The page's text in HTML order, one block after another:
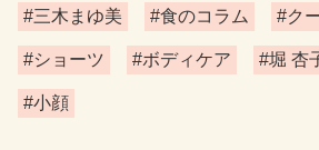
#三木まゆ美 #食のコラム #ク
#ショーツ #ボディケア #堀 杏
#小顔